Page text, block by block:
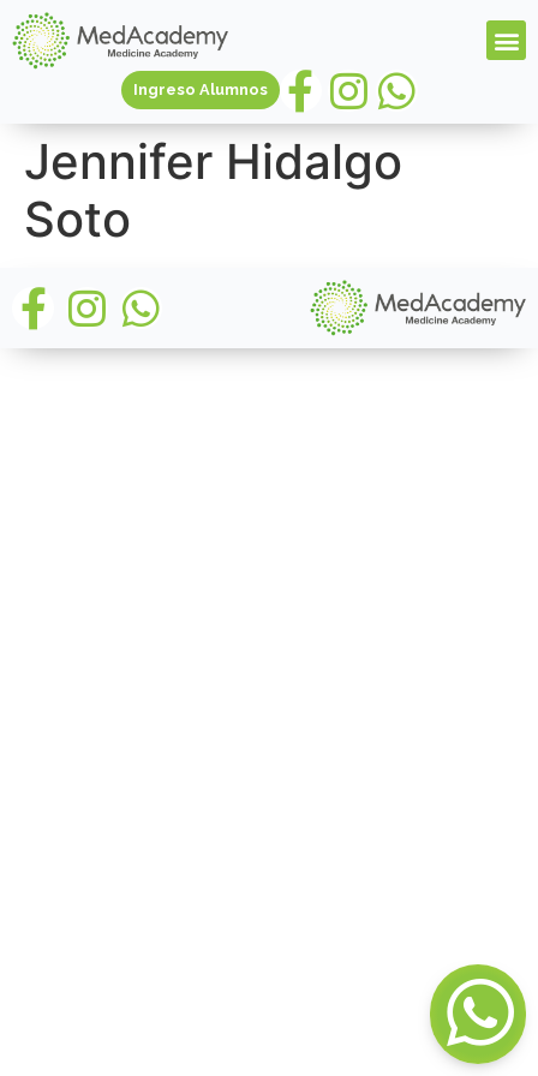
Ingreso Alumnos
Jennifer Hidalgo
Soto